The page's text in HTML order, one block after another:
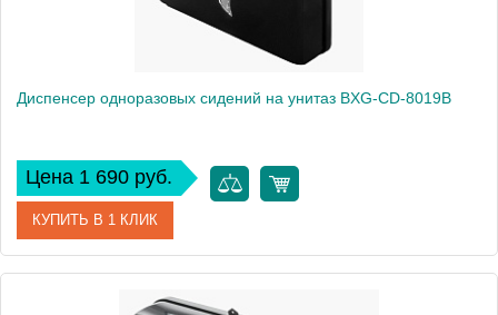
Диспенсер одноразовых сидений на унитаз BXG-CD-8019B
Цена 1 690 руб.
КУПИТЬ В 1 КЛИК